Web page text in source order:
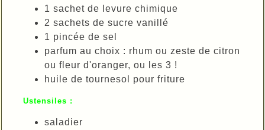
1 sachet de levure chimique
2 sachets de sucre vanillé
1 pincée de sel
parfum au choix : rhum ou zeste de citron
ou fleur d'oranger, ou les 3 !
huile de tournesol pour friture
Ustensiles :
saladier